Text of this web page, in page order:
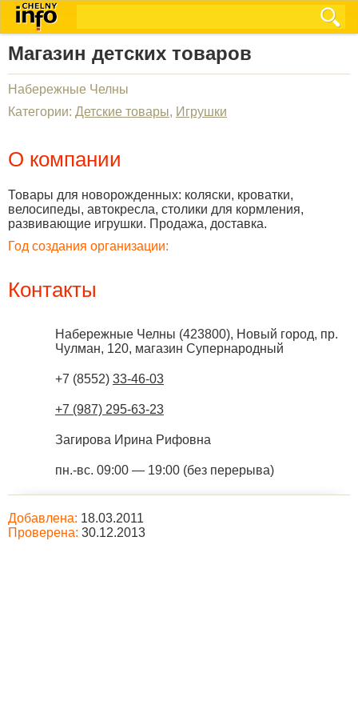
Магазин детских товаров
Набережные Челны
Категории: Детские товары, Игрушки
О компании
Товары для новорожденных: коляски, кроватки,
велосипеды, автокресла, столики для кормления,
развивающие игрушки. Продажа, доставка.
Год создания организации:
Контакты
Набережные Челны (423800), Новый город, пр.
Чулман, 120, магазин Супернародный
+7 (8552) 33-46-03
+7 (987) 295-63-23
Загирова Ирина Рифовна
пн.-вс. 09:00 — 19:00 (без перерыва)
Добавлена: 18.03.2011
Проверена: 30.12.2013